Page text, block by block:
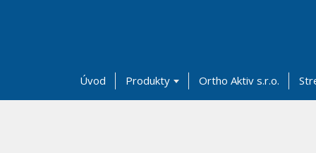
Úvod Produkty Ortho Aktiv s.r.o.